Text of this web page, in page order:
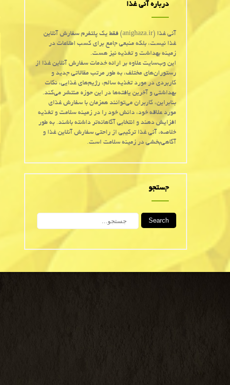
درباره آنی غذا
آنی غذا (anighaza.ir) فقط یک پلتفرم سفارش آنلاین
غذا نیست، بلکه منبعی جامع برای کسب اطلاعات در
زمینه بهداشت و تغذیه نیز هست.
این وب‌سایت علاوه بر ارائه خدمات سفارش آنلاین غذا از
رستوران‌های مختلف، به طور مرتب مقالاتی جدید و
کاربردی در مورد تغذیه سالم، رژیم‌های غذایی، نکات
بهداشتی و آخرین یافته‌ها در این حوزه منتشر می‌کند.
بنابراین، کاربران می‌توانند همزمان با سفارش غذای
مورد علاقه خود، دانش خود را در زمینه سلامت و تغذیه
افزایش دهند و انتخابی آگاهانه‌تر داشته باشند. به طور
خلاصه، آنی غذا ترکیبی از راحتی سفارش آنلاین غذا و
آگاهی‌بخشی در زمینه سلامت است.
جستجو
Search